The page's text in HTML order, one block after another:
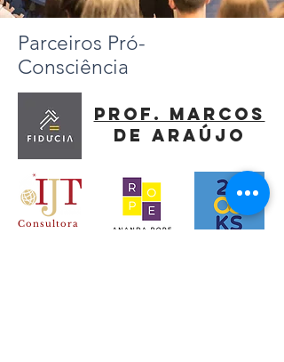
Parceiros Pró-
Consciência
Prof. MArcos
de araújo
Consultora